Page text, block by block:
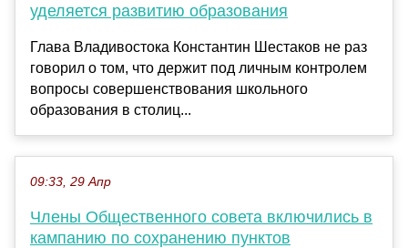
уделяется развитию образования
Глава Владивостока Константин Шестаков не раз
говорил о том, что держит под личным контролем
вопросы совершенствования школьного
образования в столиц...
09:33, 29 Апр
Члены Общественного совета включились в
кампанию по сохранению пунктов